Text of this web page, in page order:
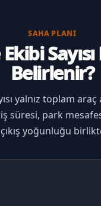
SAHA PLANI
Sayısı
Belirlenir?
yalnız toplam
süresi, park
yoğunluğu